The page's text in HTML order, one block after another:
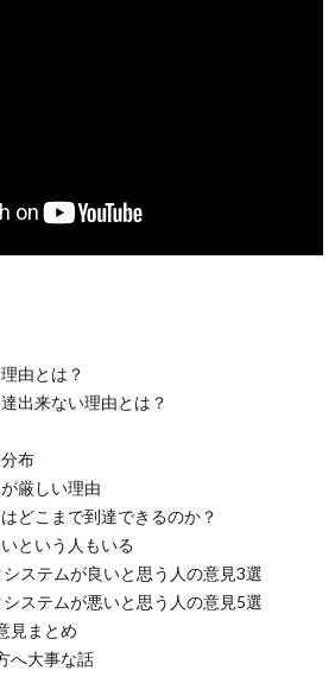
由とは？
出来ない理由とは？
布
厳しい理由
どこまで到達できるのか？
という人もいる
ステムが良いと思う人の意見3選
ステムが悪いと思う人の意見5選
見まとめ
へ大事な話